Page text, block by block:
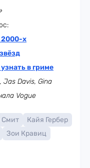
2000-х
в гриме
Jas Davis, Gina
Vogue
Смит
Кайя Гербер
Зои Кравиц